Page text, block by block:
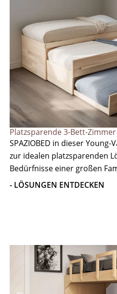
Platzsparende 3-Bett-Zimmer
SPAZIOBED in dieser
zur idealen platzsparenden
Bedürfnisse einer großen
- LÖSUNGEN ENTDECKEN